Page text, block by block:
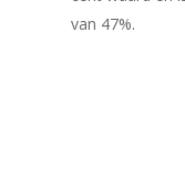
van 47%.